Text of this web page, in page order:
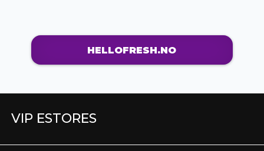
HELLOFRESH.NO
VIP ESTORES